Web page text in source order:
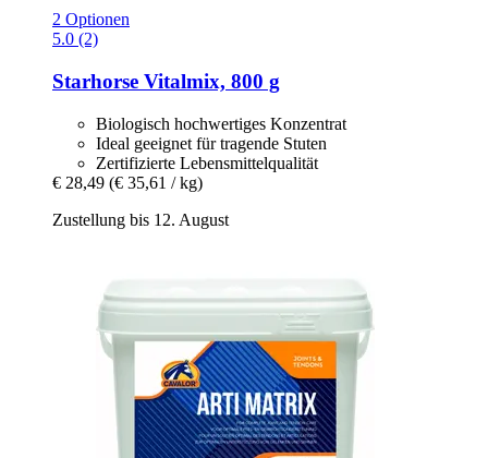
2 Optionen
5.0 (2)
Starhorse Vitalmix, 800 g
Biologisch hochwertiges Konzentrat
Ideal geeignet für tragende Stuten
Zertifizierte Lebensmittelqualität
€ 28,49 (€ 35,61 / kg)
Zustellung bis 12. August